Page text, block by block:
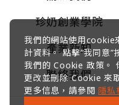
珍奶創業學院
產業新知
聯絡我們
我們的網站使用cookie
計資料。 點擊“我同意
我們的 Cookie 政策。
更改並刪除 Cookie 來
更多信息，請參閱 隱私